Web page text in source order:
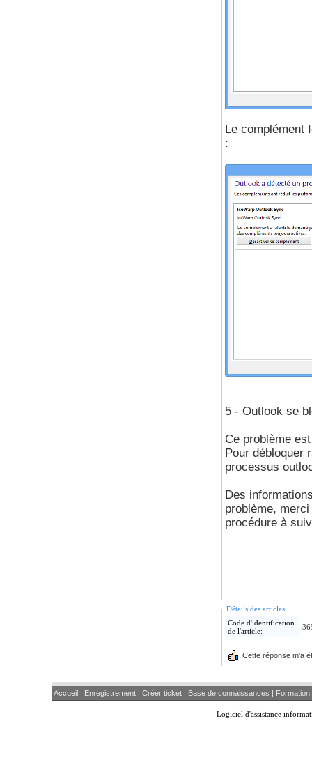
Le complément
:
5 - Outlook se
Ce problème
Pour débloquer
processus
Des
problème,
procédure à
Détails des articles
Code d'identification
de l'article:
Cette réponse m'a
Accueil | Enregistrement | Créer ticket | Base de connaissances |
Logiciel d'assistance